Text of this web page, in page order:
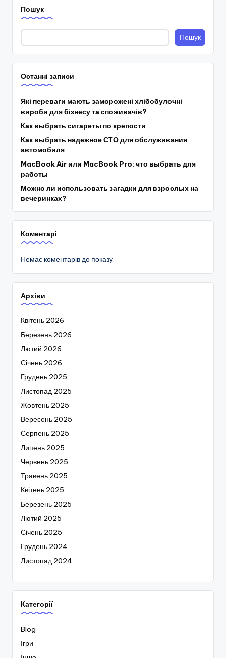
Пошук
Пошук
Останні записи
Які переваги мають заморожені хлібобулочні
вироби для бізнесу та споживачів?
Как выбрать сигареты по крепости
Как выбрать надежное СТО для обслуживания
автомобиля
MacBook Air или MacBook Pro: что выбрать для
работы
Можно ли использовать загадки для взрослых на
вечеринках?
Коментарі
Немає коментарів до показу.
Архіви
Квітень 2026
Березень 2026
Лютий 2026
Січень 2026
Грудень 2025
Листопад 2025
Жовтень 2025
Вересень 2025
Серпень 2025
Липень 2025
Червень 2025
Травень 2025
Квітень 2025
Березень 2025
Лютий 2025
Січень 2025
Грудень 2024
Листопад 2024
Категорії
Blog
Ігри